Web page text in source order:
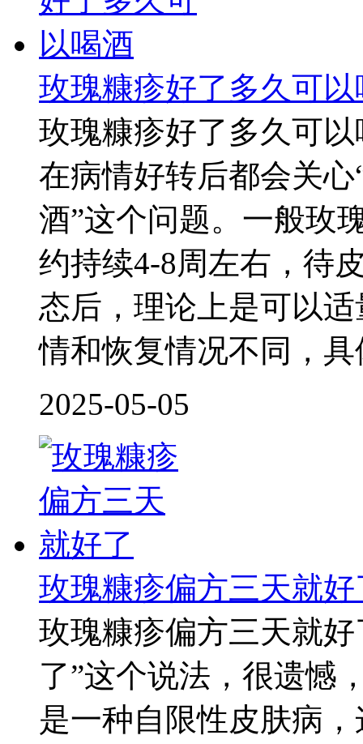
玫瑰糠疹好了多久可以
玫瑰糠疹好了多久可
在病情好转后都会关
酒”这个问题。一般玫
约持续4-8周左右，待
态后，理论上是可以
情和恢复情况不同，
2025-05-05
玫瑰糠疹偏方三天就好
玫瑰糠疹偏方三天就
了”这个说法，很遗憾
是一种自限性皮肤病